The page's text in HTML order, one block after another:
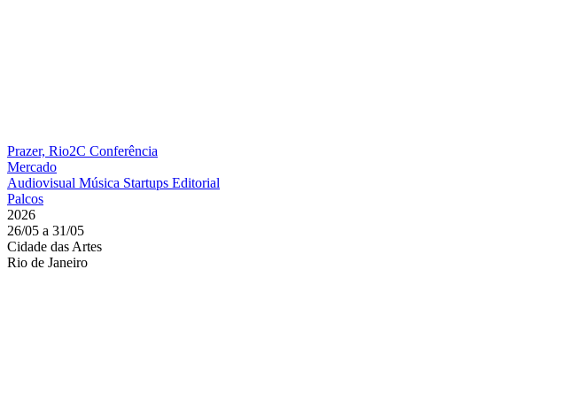
Prazer, Rio2C Conferência
Mercado
Audiovisual Música Startups Editorial
Palcos
2026
26/05 a 31/05
Cidade das Artes
Rio de Janeiro